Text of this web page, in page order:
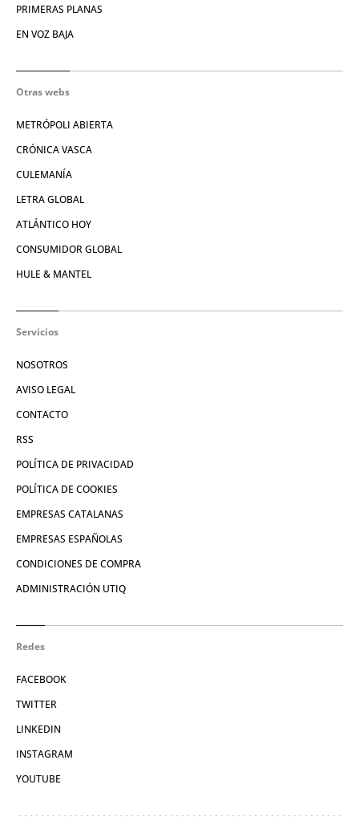
PRIMERAS PLANAS
EN VOZ BAJA
Otras webs
METRÓPOLI ABIERTA
CRÓNICA VASCA
CULEMANÍA
LETRA GLOBAL
ATLÁNTICO HOY
CONSUMIDOR GLOBAL
HULE & MANTEL
Servicios
NOSOTROS
AVISO LEGAL
CONTACTO
RSS
POLÍTICA DE PRIVACIDAD
POLÍTICA DE COOKIES
EMPRESAS CATALANAS
EMPRESAS ESPAÑOLAS
CONDICIONES DE COMPRA
ADMINISTRACIÓN UTIQ
Redes
FACEBOOK
TWITTER
LINKEDIN
INSTAGRAM
YOUTUBE